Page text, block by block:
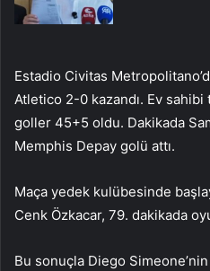
Estadio Civitas
Atletico 2-0 kazandı. Ev
goller 45+5 oldu. Dakikada
Memphis Depay golü attı.
Maça yedek kulübesinde
Cenk Özkacar, 79. dakikada
Bu sonuçla Diego